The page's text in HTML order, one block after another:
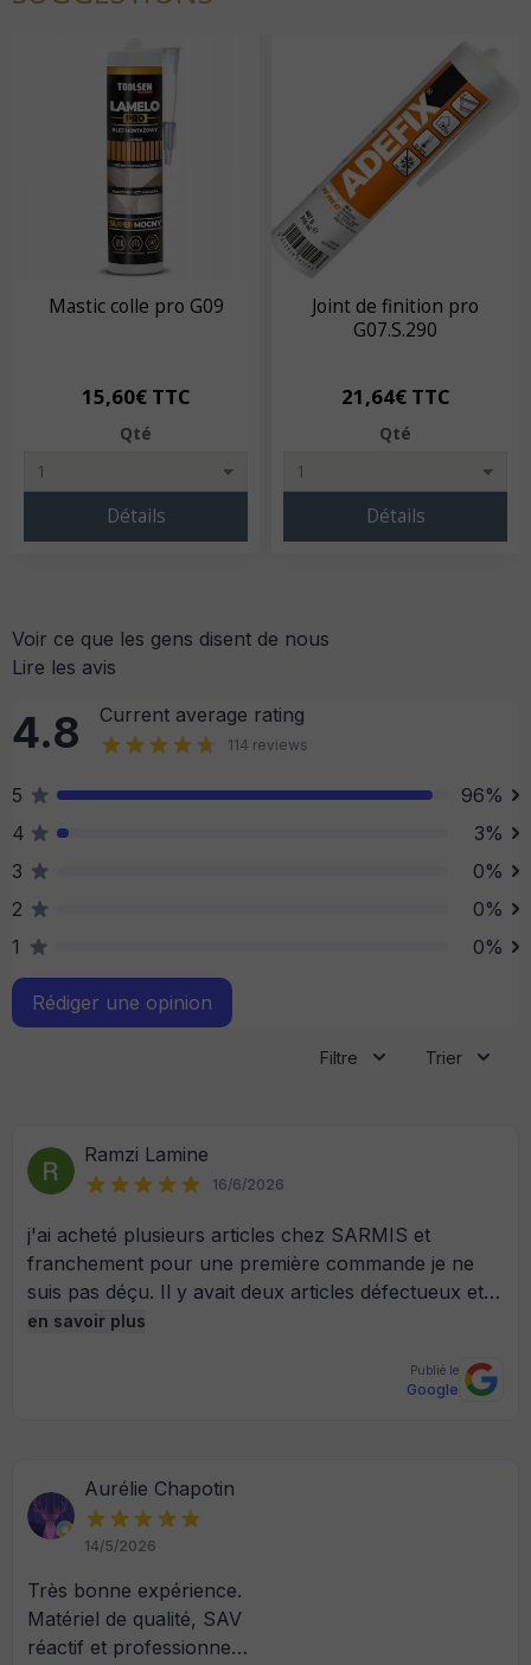
Mastic colle pro G09
15,60€ TTC
Qté
Détails
Joint de finition pro
G07.S.290
21,64€ TTC
Qté
Détails